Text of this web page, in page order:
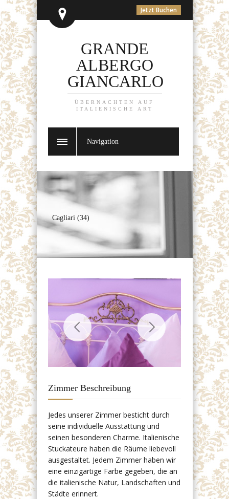
Jetzt Buchen
GRANDE
ALBERGO
GIANCARLO
ÜBERNACHTEN AUF
ITALIENISCHE ART
Navigation
Cagliari (34)
Zimmer Beschreibung
Jedes unserer Zimmer besticht durch
seine individuelle Ausstattung und
seinen besonderen Charme. Italienische
Stuckateure haben die Räume liebevoll
ausgestaltet. Jedem Zimmer haben wir
eine einzigartige Farbe gegeben, die an
die italienische Natur, Landschaften und
Städte erinnert.